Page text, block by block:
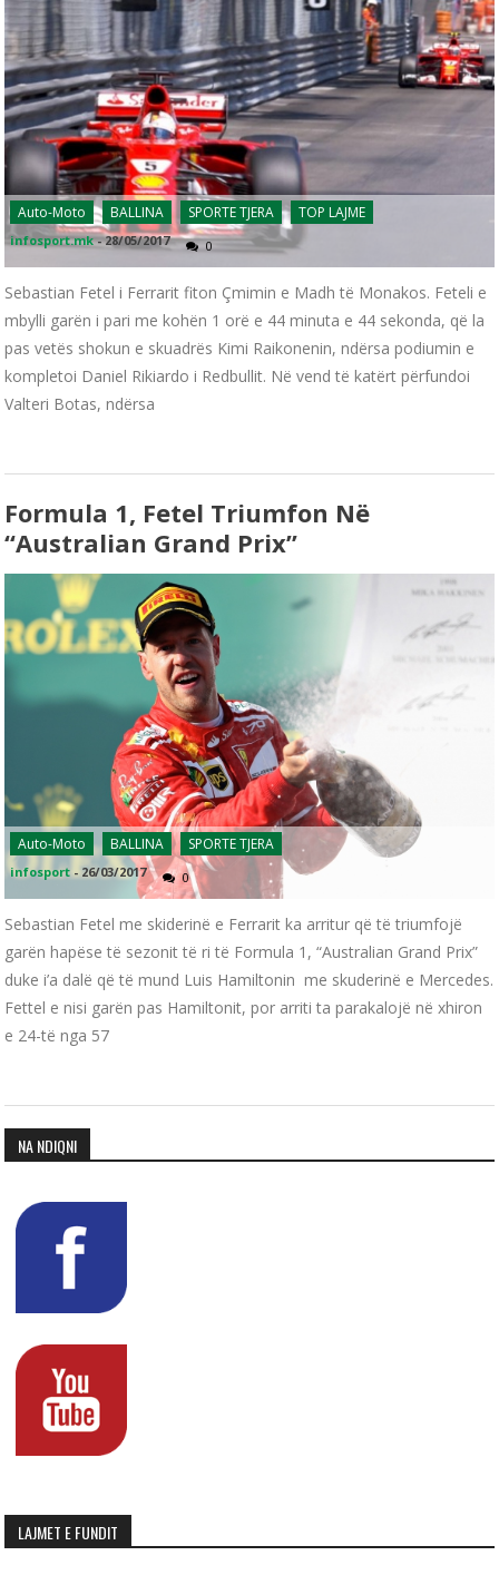
Auto-Moto BALLINA SPORTE TJERA TOP LAJME
infosport.mk -28/05/2017 0
Sebastian Fetel i Ferrarit fiton Çmimin e Madh të Monakos. Feteli e
mbylli garën i pari me kohën 1 orë e 44 minuta e 44 sekonda, që la
pas vetës shokun e skuadrës Kimi Raikonenin, ndërsa podiumin e
kompletoi Daniel Rikiardo i Redbullit. Në vend të katërt përfundoi
Valteri Botas, ndërsa
Formula 1, Fetel Triumfon Në
“Australian Grand Prix”
Auto-Moto BALLINA SPORTE TJERA
infosport - 26/03/2017 0
Sebastian Fetel me skiderinë e Ferrarit ka arritur që të triumfojë
garën hapëse të sezonit të ri të Formula 1, “Australian Grand Prix”
duke i’a dalë që të mund Luis Hamiltonin me skuderinë e Mercedes.
Fettel e nisi garën pas Hamiltonit, por arriti ta parakalojë në xhiron
e 24-të nga 57
NA NDIQNI
LAJMET E FUNDIT